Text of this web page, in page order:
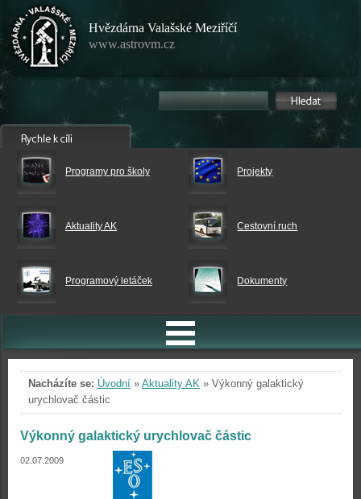
Hvězdárna Valašské Meziříčí
www.astrovm.cz
Programy pro školy Projekty
Aktuality AK Cestovní ruch
Programový letáček Dokumenty
Nacházíte se: Úvodní » Aktuality AK » Výkonný galaktický
urychlovač částic
Výkonný galaktický urychlovač částic
02.07.2009